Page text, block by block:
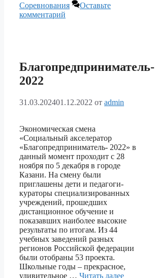
Соревнования
Оставьте
комментарий
Благопредприниматель-
2022
31.03.202401.12.2022 от admin
Экономическая смена
«Социальный акселератор
«Благопредприниматель- 2022» в
данный момент проходит с 28
ноября по 5 декабря в городе
Казани. На смену были
приглашены дети и педагоги-
кураторы специализированных
учреждений, прошедших
дистанционное обучение и
показавших наиболее высокие
результаты по итогам. Из 44
учебных заведений разных
регионов Российской федерации
были отобраны 53 проекта.
Школьные годы – прекрасное,
удивительное … Читать далее